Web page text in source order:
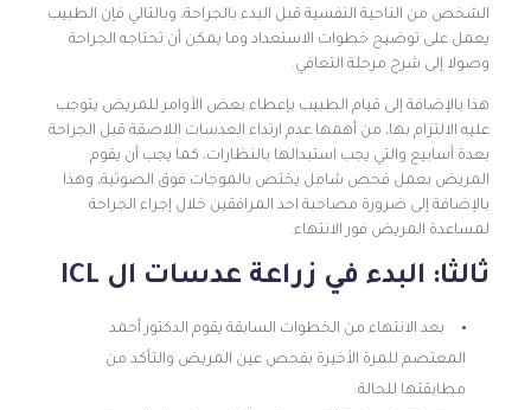
الشخص من الناحية النفسية قبل البدء بالجراحة، وبالتالي فإن الطبيب
يعمل على توضيح خطوات الاستعداد وما يمكن أن تحتاجه الجراحة
وصولا إلى شرح مرحلة التعافي.
هذا بالإضافة إلى قيام الطبيب بإعطاء بعض الأوامر للمريض يتوجب
عليه الالتزام بها، من أهمها عدم ارتداء العدسات اللاصقة قبل الجراحة
بعدة أسابيع والتي يجب استبدالها بالنظارات، كما يجب أن يقوم
المريض بعمل فحص شامل يختص بالموجات فوق الصوتية، وهذا
بالإضافة إلى ضرورة مصاحبة احد المرافقين خلال إجراء الجراحة
لمساعدة المريض فور الانتهاء.
ثالثا: البدء في زراعة عدسات ال ICL
بعد الانتهاء من الخطوات السابقة يقوم الدكتور أحمد
المعتصم للمرة الأخيرة بفحص عين المريض والتأكد من
مطابقتها للحالة.